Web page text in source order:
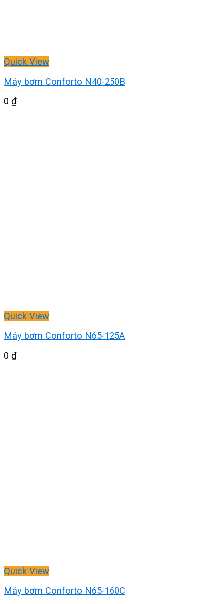
Quick View
Máy bơm Conforto N40-250B
0 ₫
Quick View
Máy bơm Conforto N65-125A
0 ₫
Quick View
Máy bơm Conforto N65-160C